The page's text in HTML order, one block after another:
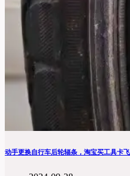
动手更换自行车后轮辐条，淘宝买工具卡